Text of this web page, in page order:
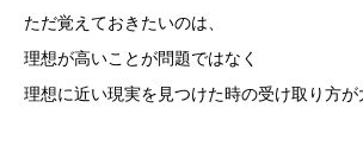
ただ覚えておきたいのは、
理想が高いことが問題ではなく
理想に近い現実を見つけた時の受け取り方が